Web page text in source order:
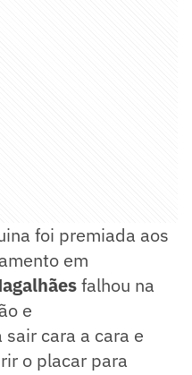
foi premiada aos
em
falhou na
e
sair cara a cara e
o placar para